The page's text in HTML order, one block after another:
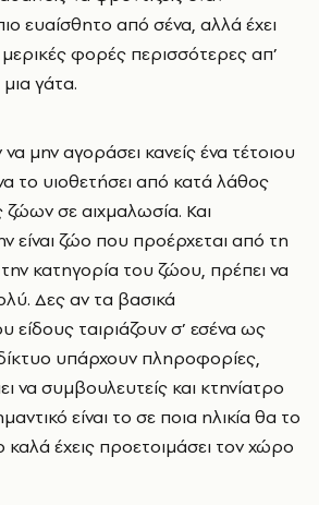
ευαίσθητο από σένα, αλλά έχει
φορές περισσότερες απ’
γάτα.
μην αγοράσει κανείς ένα τέτοιου
το υιοθετήσει από κατά λάθος
ζώων σε αιχμαλωσία. Και
είναι ζώο που προέρχεται από τη
κατηγορία του ζώου, πρέπει να
Δες αν τα βασικά
είδους ταιριάζουν σ’ εσένα ως
υπάρχουν πληροφορίες,
να συμβουλευτείς και κτηνίατρο
είναι το σε ποια ηλικία θα το
καλά έχεις προετοιμάσει τον χώρο